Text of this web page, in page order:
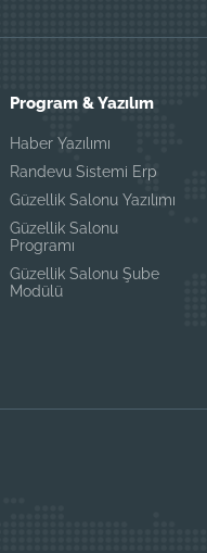
Program & Yazılım
Haber Yazılımı
Randevu Sistemi Erp
Güzellik Salonu Yazılımı
Güzellik Salonu
Programı
Güzellik Salonu Şube
Modülü